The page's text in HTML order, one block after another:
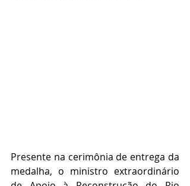
Presente na cerimônia de entrega da
medalha, o ministro extraordinário